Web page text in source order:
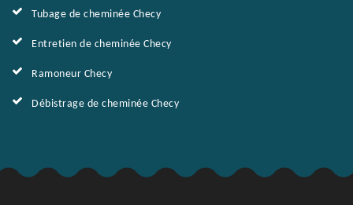
Tubage de cheminée Checy
Entretien de cheminée Checy
Ramoneur Checy
Débistrage de cheminée Checy